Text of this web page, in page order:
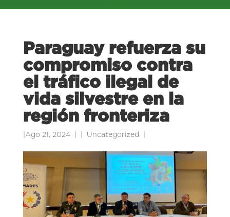
Paraguay refuerza su
compromiso contra
el tráfico ilegal de
vida silvestre en la
región fronteriza
Ago 21, 2024 Uncategorized